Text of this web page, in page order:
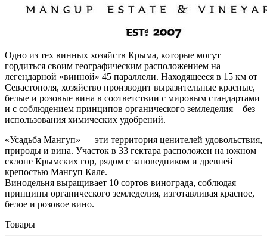
Одно из тех винных хозяйств Крыма, которые могут
гордиться своим географическим расположением на
легендарной «винной» 45 параллели. Находящееся в 15 км от
Севастополя, хозяйство производит выразительные красные,
белые и розовые вина в соответствии с мировым стандартами
и с соблюдением принципов органического земледелия – без
использования химических удобрений.
«Усадьба Мангуп» — эти территория ценителей удовольствия,
природы и вина. Участок в 33 гектара расположен на южном
склоне Крымских гор, рядом с заповедником и древней
крепостью Мангуп Кале.
Винодельня выращивает 10 сортов винограда, соблюдая
принципы органического земледелия, изготавливая красное,
белое и розовое вино.
Товары